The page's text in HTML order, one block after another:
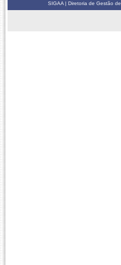
SIGAA | Diretoria de Gestão